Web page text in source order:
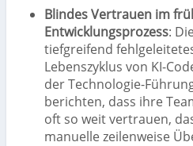
Blindes Vertrauen im
Entwicklungsprozess:
tiefgreifend
Lebenszyklus von KI-
der Technologie-
berichten, dass ihre
oft so weit vertrauen,
manuelle zeilenweise